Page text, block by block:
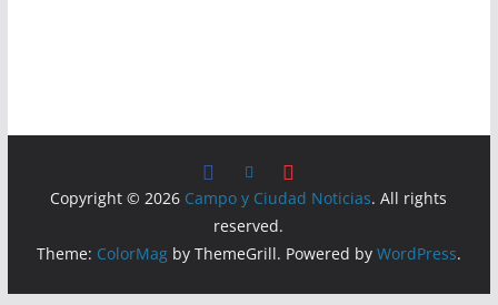
Copyright © 2026 Campo y Ciudad Noticias. All rights
reserved.
Theme: ColorMagby ThemeGrill. Powered by WordPress.